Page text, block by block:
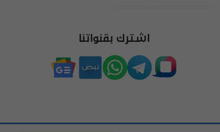
اشترك بقنواتنا